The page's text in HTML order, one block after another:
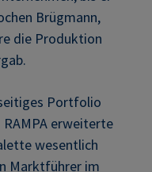
Brügmann,
die Produktion
Portfolio
erweiterte
wesentlich
Marktführer im